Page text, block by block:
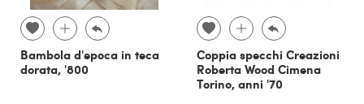
Bambola d'epoca in teca
dorata, '800
Coppia specchi Creazioni
Roberta Wood Cimena
Torino, anni '70